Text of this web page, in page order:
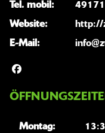
Tel. mobil:
Website:
http://
E-Mail:
Montag: